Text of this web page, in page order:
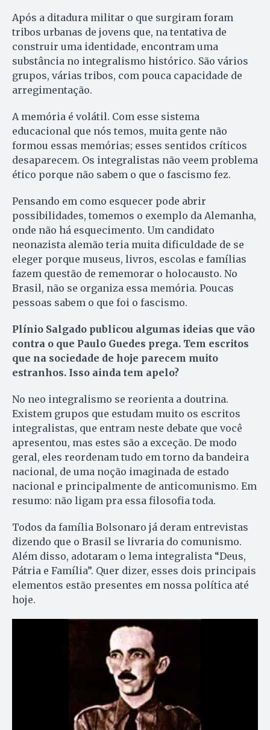
Após a ditadura militar o que surgiram foram
tribos urbanas de jovens que, na tentativa de
construir uma identidade, encontram uma
substância no integralismo histórico. São vários
grupos, várias tribos, com pouca capacidade de
arregimentação.
A memória é volátil. Com esse sistema
educacional que nós temos, muita gente não
formou essas memórias; esses sentidos críticos
desaparecem. Os integralistas não veem problema
ético porque não sabem o que o fascismo fez.
Pensando em como esquecer pode abrir
possibilidades, tomemos o exemplo da Alemanha,
onde não há esquecimento. Um candidato
neonazista alemão teria muita dificuldade de se
eleger porque museus, livros, escolas e famílias
fazem questão de rememorar o holocausto. No
Brasil, não se organiza essa memória. Poucas
pessoas sabem o que foi o fascismo.
Plínio Salgado publicou algumas ideias que vão
contra o que Paulo Guedes prega. Tem escritos
que na sociedade de hoje parecem muito
estranhos. Isso ainda tem apelo?
No neo integralismo se reorienta a doutrina.
Existem grupos que estudam muito os escritos
integralistas, que entram neste debate que você
apresentou, mas estes são a exceção. De modo
geral, eles reordenam tudo em torno da bandeira
nacional, de uma noção imaginada de estado
nacional e principalmente de anticomunismo. Em
resumo: não ligam pra essa filosofia toda.
Todos da família Bolsonaro já deram entrevistas
dizendo que o Brasil se livraria do comunismo.
Além disso, adotaram o lema integralista “Deus,
Pátria e Família”. Quer dizer, esses dois principais
elementos estão presentes em nossa política até
hoje.